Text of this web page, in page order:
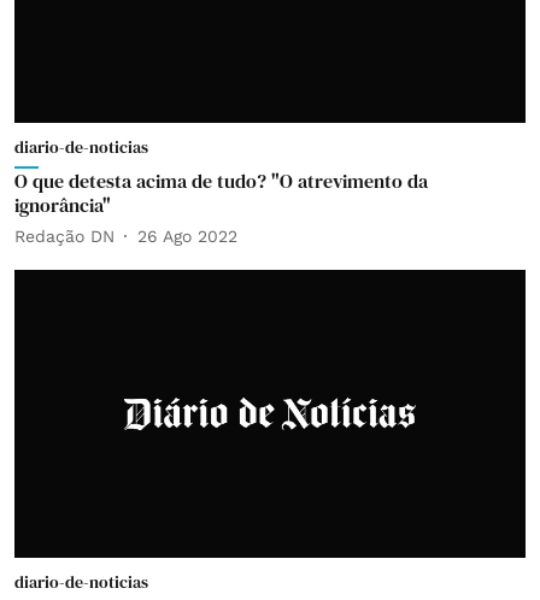
diario-de-noticias
O que detesta acima de tudo? "O atrevimento da
ignorância"
Redação DN 26 Ago 2022
diario-de-noticias